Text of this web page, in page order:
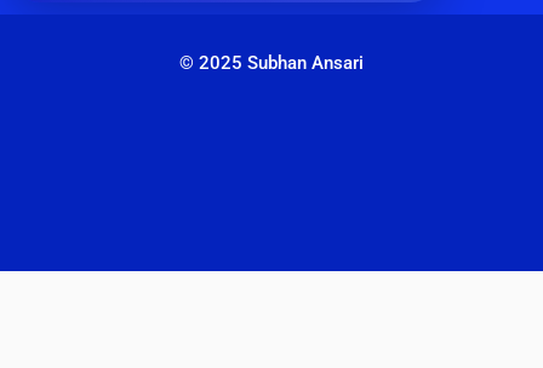
© 2025 Subhan Ansari